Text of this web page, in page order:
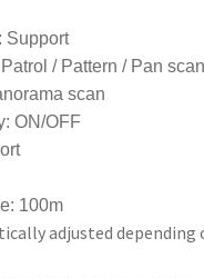
Support
/ Pattern / Pan
scan
ON/OFF
100m
adjusted